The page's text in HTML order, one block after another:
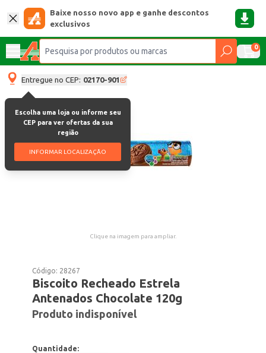
Baixe nosso novo app e ganhe descontos
exclusivos
0
Entregue no CEP: 02170-901
Escolha uma loja ou informe seu
CEP para ver ofertas da sua
região
INFORMAR LOCALIZAÇÃO
Clique na imagem para ampliar.
Código: 28267
Biscoito Recheado Estrela
Antenados Chocolate 120g
Produto indisponível
Quantidade: